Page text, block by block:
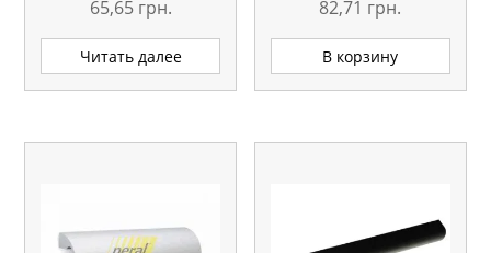
65,65 грн.
Читать далее
82,71 грн.
В корзину